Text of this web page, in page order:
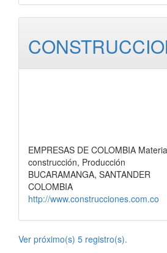
EMPRESAS DE COLOMBIA
construcción, Producción
BUCARAMANGA, SANTANDER
COLOMBIA
http://www.construcciones.com.co
Ver próximo(s) 5 registro(s).